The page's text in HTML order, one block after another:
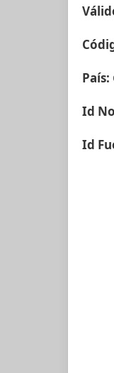
País:
Id
Id